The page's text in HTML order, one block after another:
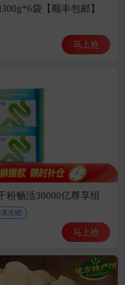
袋【顺丰包邮】
马上抢
粉畅活30000亿尊享组
满次赠
马上抢